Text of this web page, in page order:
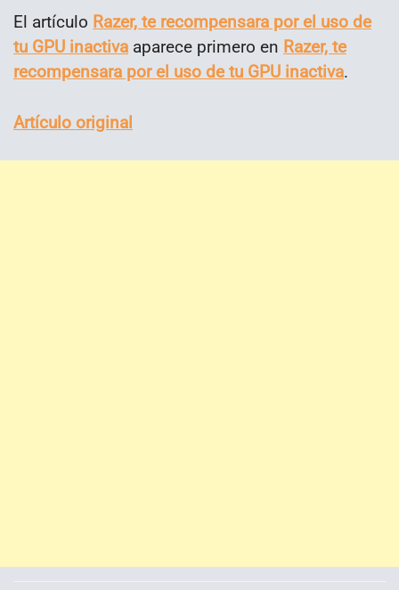
El artículo Razer, te recompensara por el uso de
tu GPU inactiva aparece primero en Razer, te
recompensara por el uso de tu GPU inactiva.
Artículo original